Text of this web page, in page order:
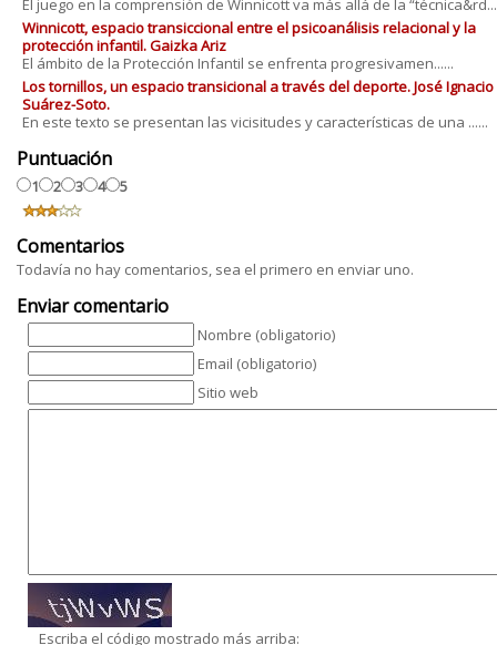
Winnicott, espacio transiccional entre el psicoanálisis relacional y la
protección infantil. Gaizka Ariz
El ámbito de la Protección Infantil se enfrenta progresivamen......
Los tornillos, un espacio transicional a través del deporte. José Ignacio
Suárez-Soto.
En este texto se presentan las vicisitudes y características de una ......
Puntuación
1 2 3 4 5
Comentarios
Todavía no hay comentarios, sea el primero en enviar uno.
Enviar comentario
Nombre (obligatorio)
Email (obligatorio)
Sitio web
Escriba el código mostrado más arriba: